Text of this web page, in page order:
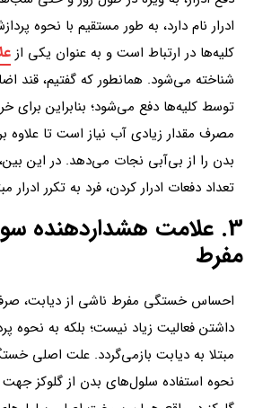
ادرار نام دارد، به طور مستقیم با نحوه
کلیه‌ها در ارتباط است و به عنوان یکی از
شناخته می‌شود. همانطور که گفتیم، قند
توسط کلیه‌ها دفع می‌شود؛ بنابراین برای
مصرف مقدار زیادی آب نیاز است تا علاوه
بدن را از بی‌آبی نجات می‌دهد. در این
تعداد دفعات ادرار کردن، فرد به تکرر ادرار
3. علامت هشداردهنده
مفرط
احساس خستگی مفرط ناشی از دیابت،
داشتن فعالیت زیاد نیست؛ بلکه به نحوه
مبتلا به دیابت بازمی‌گردد. علت اصلی
نحوه استفاده سلول‌های بدن از گلوکز جهت